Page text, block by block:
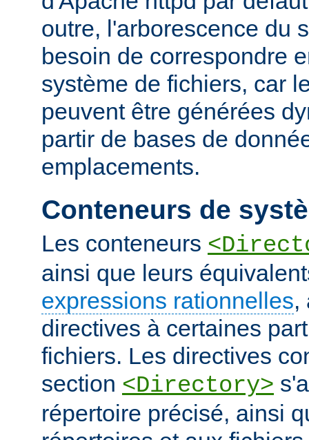
outre, l'arborescence du
besoin de correspondre
système de fichiers, car
peuvent être générées
partir de bases de
emplacements.
Conteneurs de
Les conteneurs
ainsi que leurs
expressions rationnelles,
directives à certaines
fichiers. Les directives
section <Directory>
répertoire précisé, ainsi